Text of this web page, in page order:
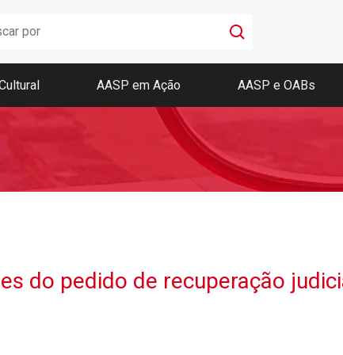
Boletim AASP
Coleção de Códigos de Bolso
Revista da AASP
AASP em Ação AASP e OABs
do pedido de recuperação